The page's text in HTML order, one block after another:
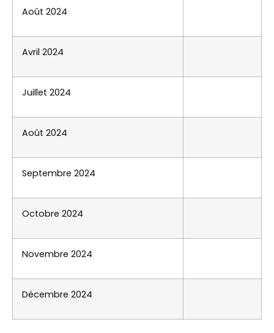
Août 2024
Avril 2024
Juillet 2024
Août 2024
Septembre 2024
Octobre 2024
Novembre 2024
Décembre 2024